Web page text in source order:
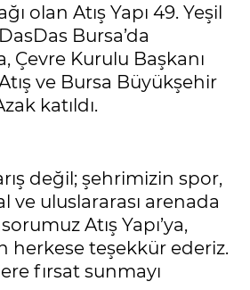
olan Atış Yapı 49. Yeşil
Bursa’da
Çevre Kurulu Başkanı
ve Bursa Büyükşehir
katıldı.
değil; şehrimizin spor,
uluslararası arenada
Atış Yapı’ya,
herkese teşekkür ederiz.
fırsat sunmayı